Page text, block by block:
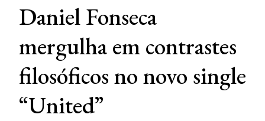
Daniel Fonseca
mergulha em contrastes
filosóficos no novo single
“United”